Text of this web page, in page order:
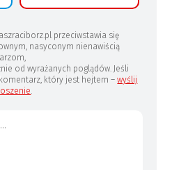
przeciwstawia się
nasyconym nienawiścią
od wyrażanych poglądów. Jeśli
który jest hejtem –wyślij